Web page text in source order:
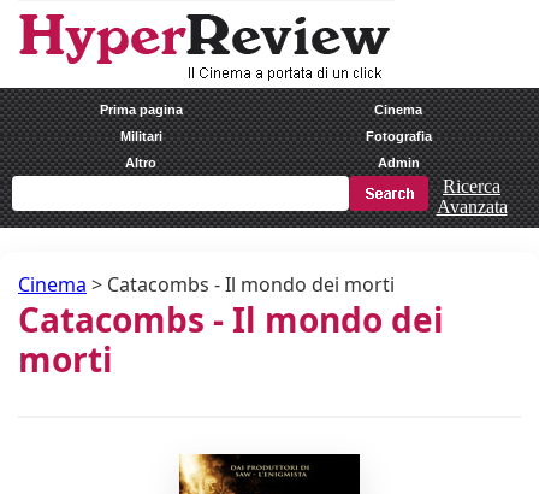
Prima pagina
Cinema
Militari
Fotografia
Altro
Admin
Ricerca
Avanzata
Cinema > Catacombs - Il mondo dei morti
Catacombs - Il mondo dei
morti